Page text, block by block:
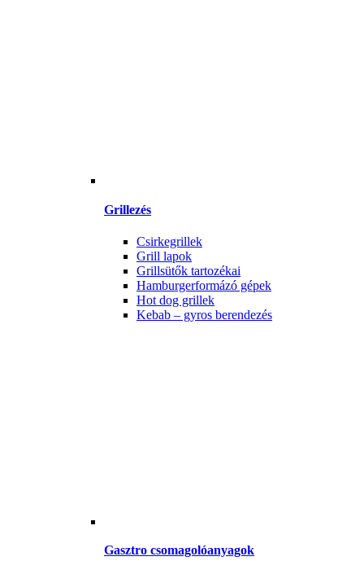
Grillezés
Csirkegrillek
Grill lapok
Grillsütők tartozékai
Hamburgerformázó gépek
Hot dog grillek
Kebab – gyros berendezés
Gasztro csomagolóanyagok